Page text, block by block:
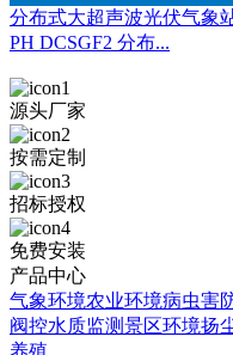
分布式大超声波光伏气象
PH DCSGF2 分布...
源头厂家
按需定制
招标授权
免费安装
产品中心
气象环境农业环境病虫害
阀控水质监测景区环境扬
养殖